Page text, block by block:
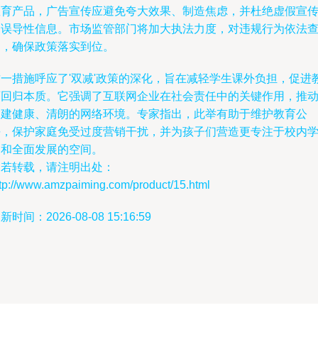
产品，广告宣传应避免夸大效果、制造焦虑，并杜绝虚假宣传
导性信息。市场监管部门将加大执法力度，对违规行为依法查
确保政策落实到位。
措施呼应了'双减'政策的深化，旨在减轻学生课外负担，促进
归本质。它强调了互联网企业在社会责任中的关键作用，推动
健康、清朗的网络环境。专家指出，此举有助于维护教育公
保护家庭免受过度营销干扰，并为孩子们营造更专注于校内学
全面发展的空间。
转载，请注明出处：
www.amzpaiming.com/product/15.html
时间：2026-08-08 15:16:59